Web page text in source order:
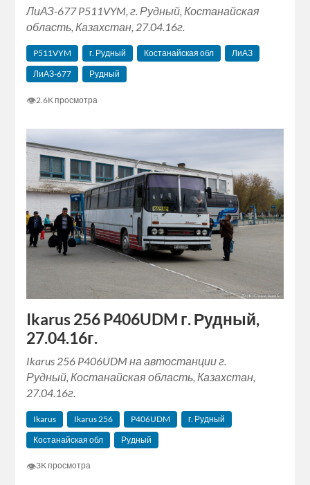
ЛиАЗ-677 P511VYM, г. Рудный, Костанайская
область, Казахстан, 27.04.16г.
P511VYM г. Рудный Костанайская обл
ЛиАЗ
ЛиАЗ-677
Рудный
👁2.6K просмотра
Ikarus 256 P406UDM г. Рудный,
27.04.16г.
Ikarus 256 P406UDM на автостанции г.
Рудный, Костанайская область, Казахстан,
27.04.16г.
Ikarus Ikarus 256 P406UDM
г. Рудный
Костанайская обл
Рудный
👁3K просмотра